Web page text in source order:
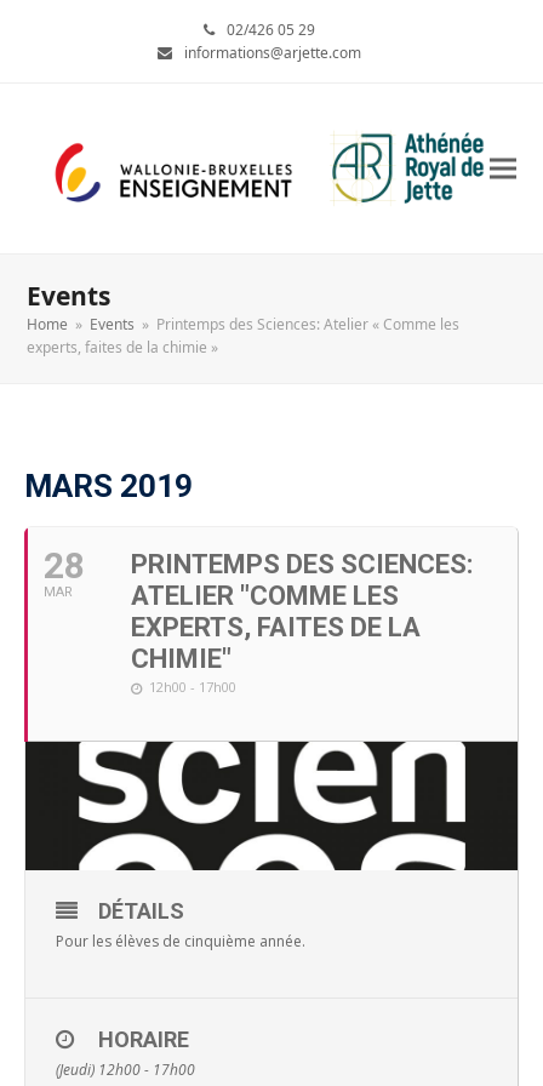
02/426 05 29
informations@arjette.com
Events
Home » Events » Printemps des Sciences: Atelier « Comme les
experts, faites de la chimie »
MARS 2019
28
MAR
PRINTEMPS DES SCIENCES:
ATELIER "COMME LES
EXPERTS, FAITES DE LA
CHIMIE"
12h00 - 17h00
DÉTAILS
Pour les élèves de cinquième année.
HORAIRE
(Jeudi) 12h00 - 17h00